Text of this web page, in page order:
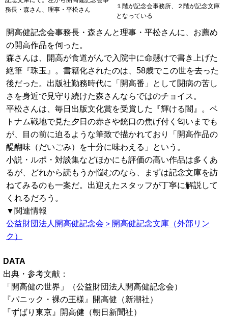
開高健記念会事務長・森さんと理事・平松さんに、お薦め
の開高作品を伺った。
森さんは、開高が食道がんで入院中に命懸けで書き上げた
絶筆『珠玉』。書籍化されたのは、58歳でこの世を去った
後だった。出版社勤務時代に「開高番」として闘病の苦し
さを身近で見守り続けた森さんならではのチョイス。
平松さんは、毎日出版文化賞を受賞した『輝ける闇』。ベ
トナム戦地で見た夕日の赤さや銃口の焦げ付く匂いまでも
が、目の前に迫るような筆致で描かれており「開高作品の
醍醐味（だいごみ）を十分に味わえる」という。
小説・ルポ・対談集などほかにも評価の高い作品は多くあ
るが、どれから読もうか悩むのなら、まずは記念文庫を訪
ねてみるのも一案だ。出迎えたスタッフが丁寧に解説して
くれるだろう。
▼関連情報
公益財団法人開高健記念会＞開高健記念文庫（外部リン
ク）
務長・森さん、理事・平松さん
１階が記念会事務所、２階が記念文庫
となっている
DATA
出典・参考文献：
「開高健の世界」（公益財団法人開高健記念会）
『パニック・裸の王様』開高健（新潮社）
『ずばり東京』開高健（朝日新聞社）